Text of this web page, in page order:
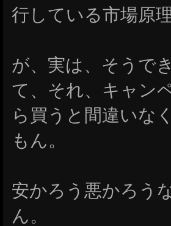
行している市場原
が、実は、そうで
て、それ、キャン
ら買うと間違いな
もん。
安かろう悪かろう
ん。